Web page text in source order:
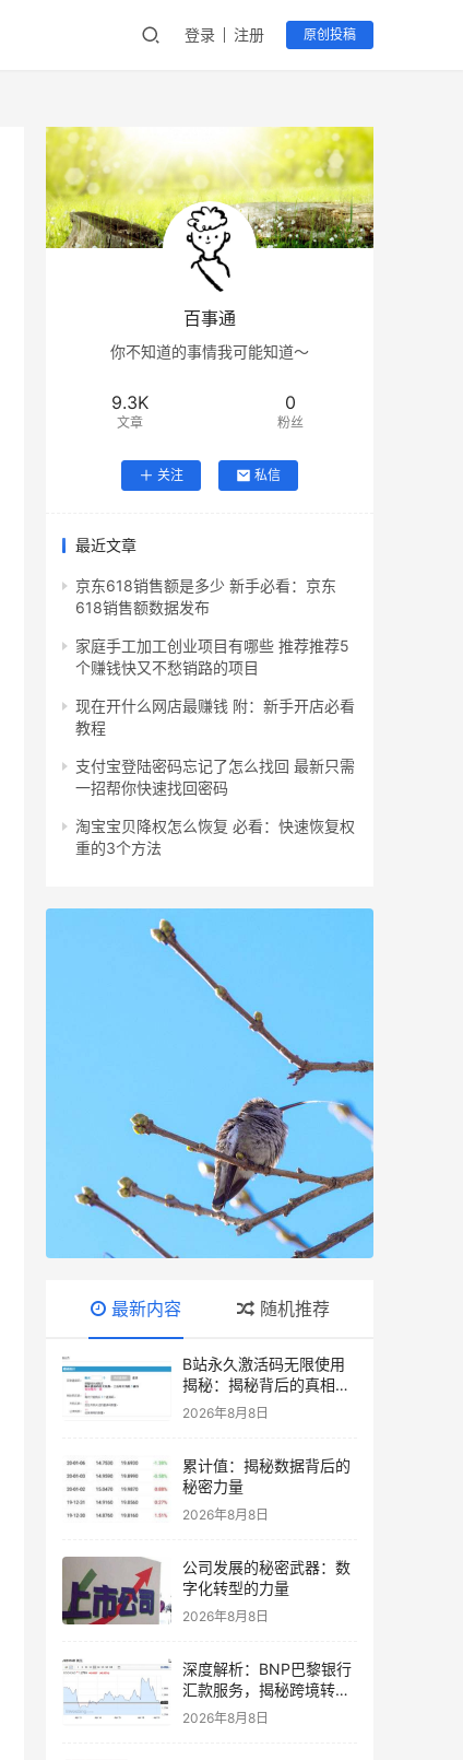
登录 注册 原创投稿
百事通
你不知道的事情我可能知道～
9.3K
文章
0
粉丝
关注 私信
最近文章
京东618销售额是多少 新手必看：京东
618销售额数据发布
家庭手工加工创业项目有哪些 推荐推荐5
个赚钱快又不愁销路的项目
现在开什么网店最赚钱 附：新手开店必看
教程
支付宝登陆密码忘记了怎么找回 最新只需
一招帮你快速找回密码
淘宝宝贝降权怎么恢复 必看：快速恢复权
重的3个方法
最新内容 随机推荐
B站永久激活码无限使用
揭秘：揭秘背后的真相与
使用指南
2026年8月8日
累计值：揭秘数据背后的
秘密力量
2026年8月8日
公司发展的秘密武器：数
字化转型的力量
2026年8月8日
深度解析：BNP巴黎银行
汇款服务，揭秘跨境转账
的“速度与激情”
2026年8月8日